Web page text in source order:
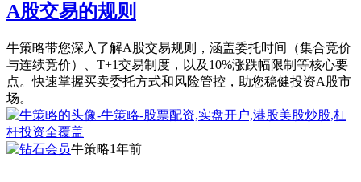
A股交易的规则
牛策略带您深入了解A股交易规则，涵盖委托时间（集合竞价
与连续竞价）、T+1交易制度，以及10%涨跌幅限制等核心要
点。快速掌握买卖委托方式和风险管控，助您稳健投资A股市
场。
牛策略1年前